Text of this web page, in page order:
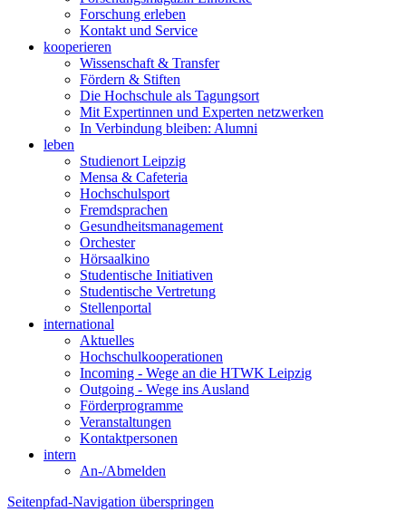
Forschung erleben
Kontakt und Service
kooperieren
Wissenschaft & Transfer
Fördern & Stiften
Die Hochschule als Tagungsort
Mit Expertinnen und Experten netzwerken
In Verbindung bleiben: Alumni
leben
Studienort Leipzig
Mensa & Cafeteria
Hochschulsport
Fremdsprachen
Gesundheitsmanagement
Orchester
Hörsaalkino
Studentische Initiativen
Studentische Vertretung
Stellenportal
international
Aktuelles
Hochschulkooperationen
Incoming - Wege an die HTWK Leipzig
Outgoing - Wege ins Ausland
Förderprogramme
Veranstaltungen
Kontaktpersonen
intern
An-/Abmelden
Seitenpfad-Navigation überspringen